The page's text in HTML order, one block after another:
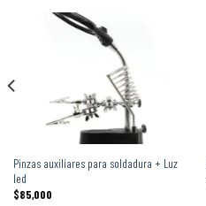
Pinzas auxiliares para soldadura + Luz
led
$85,000